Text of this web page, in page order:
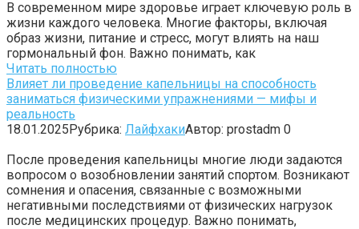
В современном мире здоровье играет ключевую роль в
жизни каждого человека. Многие факторы, включая
образ жизни, питание и стресс, могут влиять на наш
гормональный фон. Важно понимать, как
Читать полностью
Влияет ли проведение капельницы на способность
заниматься физическими упражнениями — мифы и
реальность
18.01.2025Рубрика: ЛайфхакиАвтор: prostadm 0
После проведения капельницы многие люди задаются
вопросом о возобновлении занятий спортом. Возникают
сомнения и опасения, связанные с возможными
негативными последствиями от физических нагрузок
после медицинских процедур. Важно понимать,